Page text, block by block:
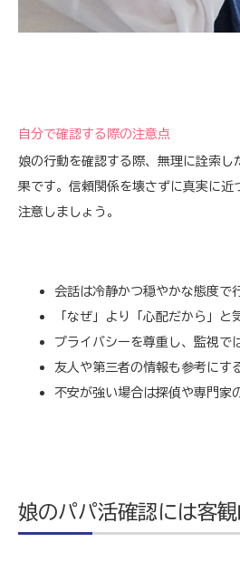
自分で確認する際の注意点
娘の行動を確認する際、無理に詮索し
果です。信頼関係を壊さずに真実に近
注意しましょう。
会話は冷静かつ穏やかな態度で
「なぜ」より「心配だから」と
プライバシーを尊重し、監視で
友人や第三者の情報も参考にす
不安が強い場合は探偵や専門家
娘のパパ活確認には客